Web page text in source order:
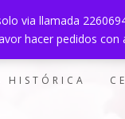
via llamada
hacer pedidos con
HISTÓRICA